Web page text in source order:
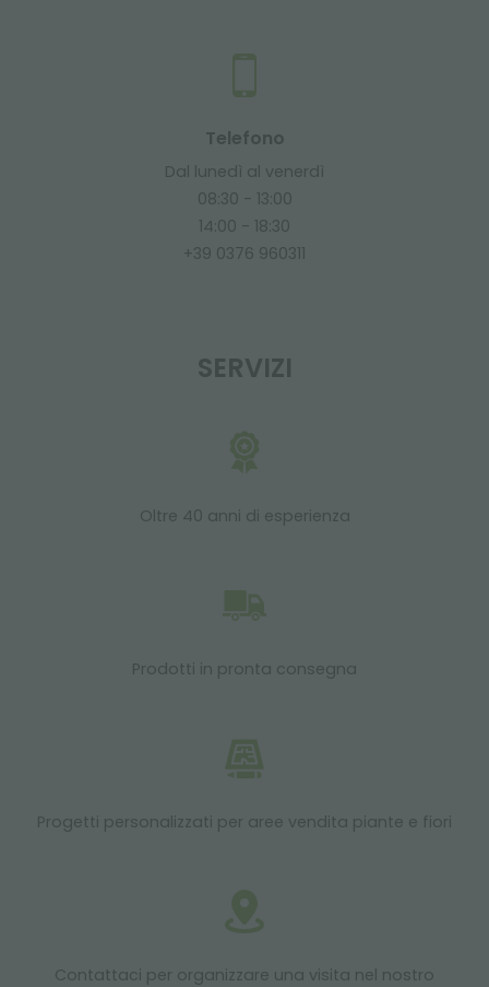
Telefono
Dal lunedì al venerdì
08:30 - 13:00
14:00 - 18:30
+39 0376 960311
SERVIZI
Oltre 40 anni di esperienza
Prodotti in pronta consegna
Progetti personalizzati per aree vendita piante e fiori
Contattaci per organizzare una visita nel nostro